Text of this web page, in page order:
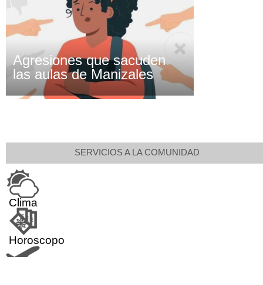
Agresiones que sacuden
las aulas de Manizales
SERVICIOS A LA COMUNIDAD
Clima
Horoscopo